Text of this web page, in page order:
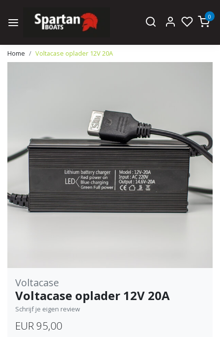
0
Home Voltacase oplader 12V 20A
Voltacase
Voltacase oplader 12V 20A
Schrijf je eigen review
EUR 95,00